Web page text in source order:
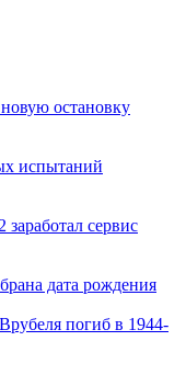
остановку
испытаний
сервис
дата рождения
погиб в 1944-